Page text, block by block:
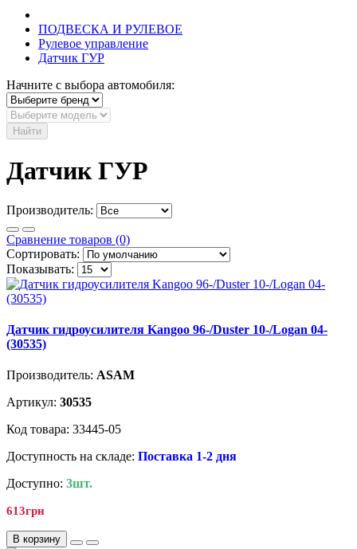
ПОДВЕСКА И РУЛЕВОЕ
Рулевое управление
Датчик ГУР
Начните с выбора автомобиля:
Найти
Датчик ГУР
Производитель:
Сравнение товаров (0)
Сортировать:
Показывать:
Датчик гидроусилителя Kangoo 96-/Duster 10-/Logan 04-
(30535)
Производитель: ASAM
Артикул: 30535
Код товара: 33445-05
Доступность на складе: Поставка 1-2 дня
Доступно: 3шт.
613грн
В корзину